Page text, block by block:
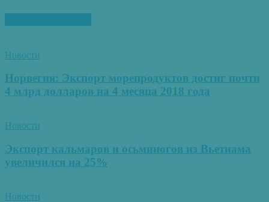
Новости
Норвегия: Экспорт морепродуктов достиг почти
4 млрд долларов на 4 месяца 2018 года
Новости
Экспорт кальмаров и осьминогов из Вьетнама
увеличился на 25%
Новости